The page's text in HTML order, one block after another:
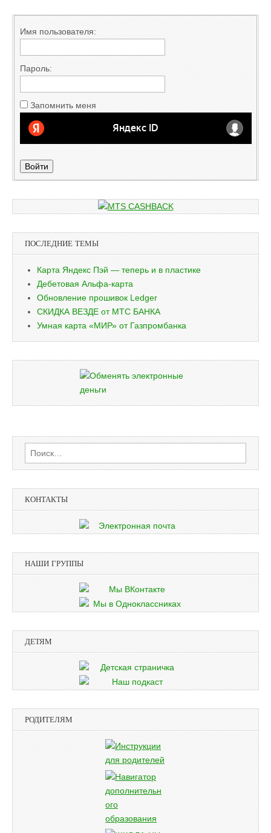
Имя пользователя:
Пароль:
Запомнить меня
Войти
ПОСЛЕДНИЕ ТЕМЫ
Карта Яндекс Пэй — теперь и в пластике
Дебетовая Альфа-карта
Обновление прошивок Ledger
СКИДКА ВЕЗДЕ от МТС БАНКА
Умная карта «МИР» от Газпромбанка
Найти:
КОНТАКТЫ
НАШИ ГРУППЫ
ДЕТЯМ
РОДИТЕЛЯМ